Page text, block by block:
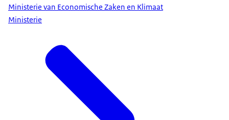
Ministerie van Economische Zaken en Klimaat
Ministerie